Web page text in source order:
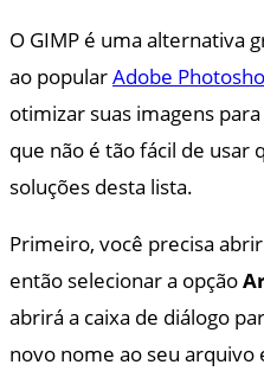
O GIMP é uma alternativa
ao popularAdobe
otimizar suas imagens
que não é tão fácil de usar
soluções desta lista.
Primeiro, você precisa
então selecionar a opção
abrirá a caixa de diálogo
novo nome ao seu